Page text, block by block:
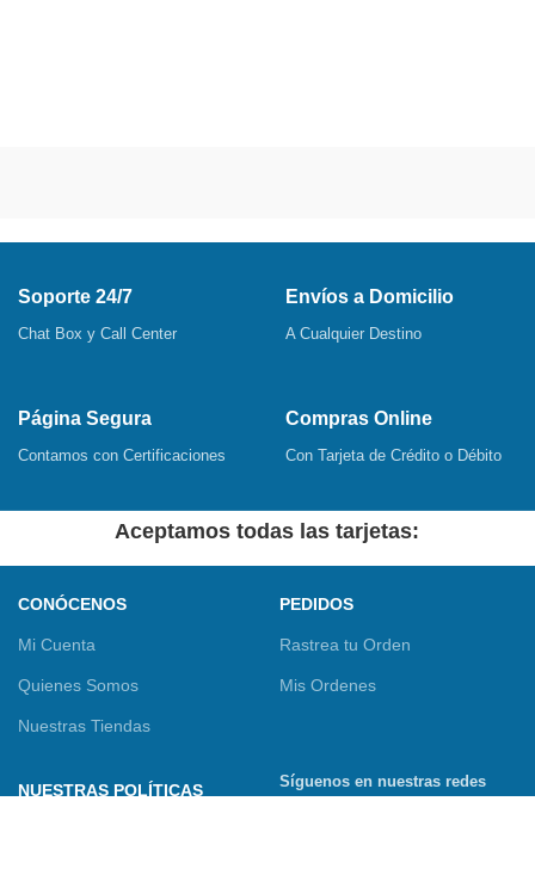
Soporte 24/7
Chat Box y Call Center
Envíos a Domicilio
A Cualquier Destino
Página Segura
Contamos con Certificaciones
Compras Online
Con Tarjeta de Crédito o Débito
Aceptamos todas las tarjetas:
CONÓCENOS
Mi Cuenta
Quienes Somos
Nuestras Tiendas
PEDIDOS
Rastrea tu Orden
Mis Ordenes
NUESTRAS POLÍTICAS
Síguenos en nuestras redes